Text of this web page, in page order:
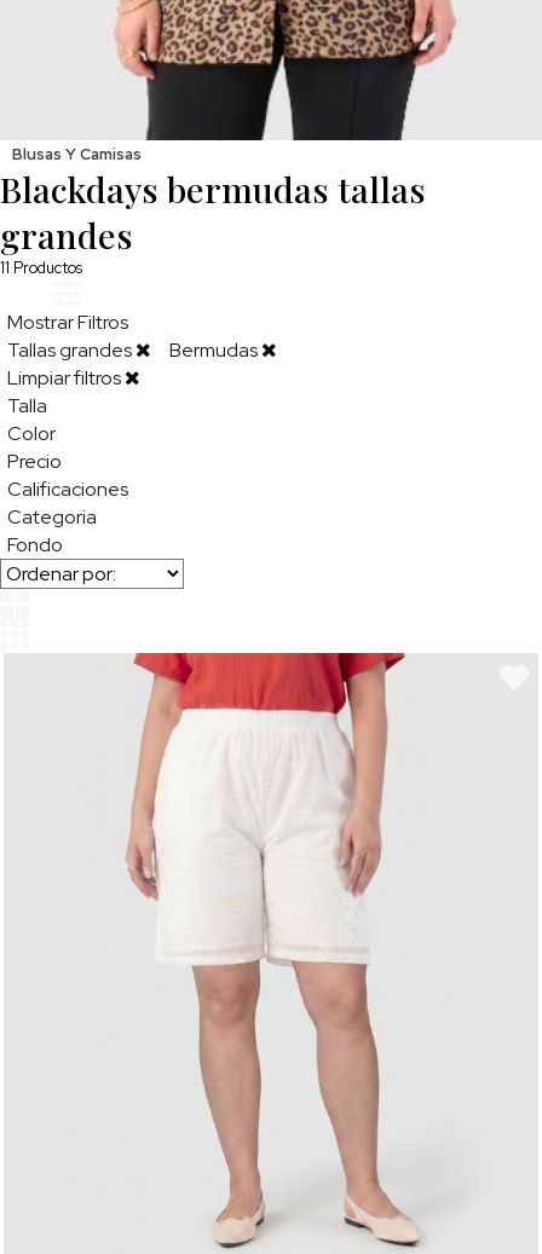
Blusas Y Camisas
Blackdays bermudas tallas
grandes
11 Productos
Mostrar Filtros
Tallas grandes
Bermudas
Limpiar filtros
Talla
Color
Precio
Calificaciones
Categoria
Fondo